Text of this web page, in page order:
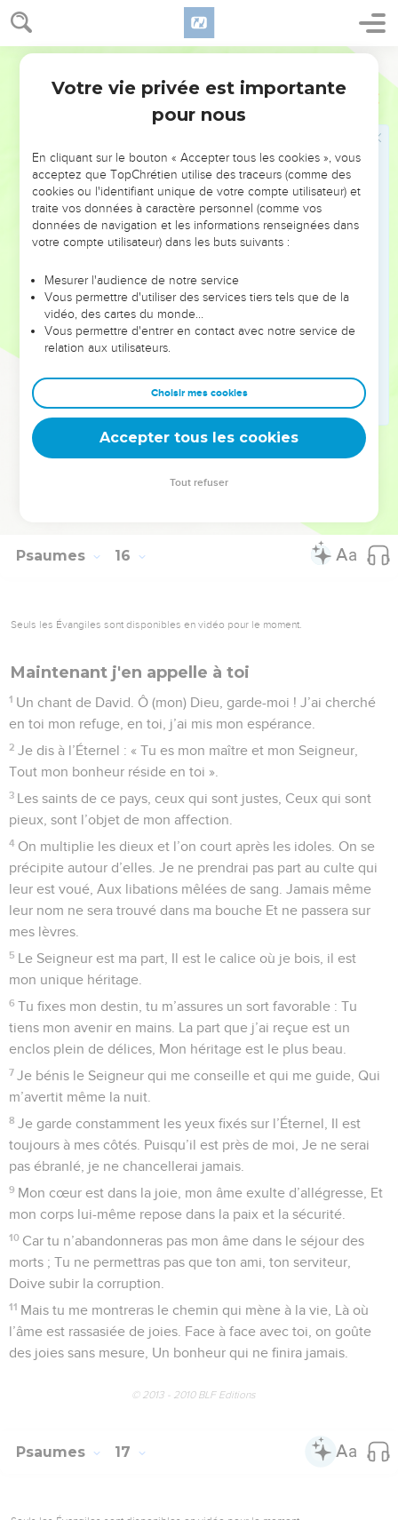
NE MANQUEZ PAS L’ÉVÉNEMENT
DE L’ANNÉE !
ET SI LEURS ERREURS POUVAIENT VOUS ÉVITER LES
VOTRES ?
leur foi ou leur vision. Mais on voit moins les doutes, les erreurs
et les saisons difficiles qu'ils ont traversés, alors même que ce
sont elles qui les ont façonnés.
Dans cette conférence, leaders, entrepreneurs, et responsables
clés pour avancer avec plus de sagesse afin que leurs erreurs
deviennent vos tremplins. Que vous guidiez un ministère, une
équipe, un groupe ou une famille, leur expérience est faite
Psaumes 15
Seuls les Évangiles sont disponibles en vidéo pour le moment.
Joie d'un homme que Dieu a délivré de la
mort
1 Psaume de David. Seigneur, qui peut séjourner dans ton
sanctuaire ? Seigneur, qui demeurera sur ta colline sacrée ?
2 Celui qui se conduit bien, qui pratique la justice, Qui dit
avec loyauté ce qu’il pense dans son cœur,
3 Qui sait gouverner sa langue et ne lèse pas son frère,
N’insulte pas son prochain et ne lui fait pas de tort.
4 Lui-même, il se sent indigne, il est petit à ses yeux, Mais il
honore et estime ceux qui craignent le Seigneur. Il tient
toujours sa parole même s’il doit en pâtir.
5 Jamais, à un taux d’usure, il ne prête son argent. Il refuse
qu’on l’achète pour accabler l’innocent. Qui se conduit de la
sorte, ne chancellera jamais.
© 2013 - 2010 BLF Editions
Psaumes 16
Seuls les Évangiles sont disponibles en vidéo pour le moment.
Maintenant j'en appelle à toi
en toi mon refuge, en toi, j’ai mis mon espérance.
Je dis à l’Éternel : « Tu es mon maître et mon Seigneur,
Les saints de ce pays, ceux qui sont justes, Ceux qui sont
pieux, sont l’objet de mon affection.
précipite autour d’elles. Je ne prendrai pas part au culte qui
leur nom ne sera trouvé dans ma bouche Et ne passera sur
mes lèvres.
Votre vie privée est importante
pour nous
En cliquant sur le bouton « Accepter tous les cookies », vous
acceptez que TopChrétien utilise des traceurs (comme des
cookies ou l'identifiant unique de votre compte utilisateur) et
traite vos données à caractère personnel (comme vos
données de navigation et les informations renseignées dans
votre compte utilisateur) dans les buts suivants :
Mesurer l'audience de notre service
Vous permettre d'utiliser des services tiers tels que de la
vidéo, des cartes du monde…
Vous permettre d'entrer en contact avec notre service de
relation aux utilisateurs.
Choisir mes cookies
Accepter tous les cookies
Tout refuser